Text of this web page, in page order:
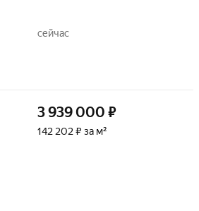
сейчас
3 939 000 ₽
142 202 ₽ за м²